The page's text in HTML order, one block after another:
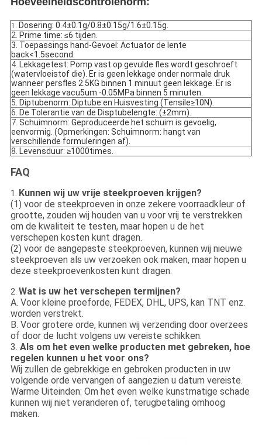
1. Dosering: 0.4±0.1g/0.8±0.15g/1.6±0.15g.
2. Prime time: ≤6 tijden.
3. Toepassings hand-Gevoel: Actuator de lente
back<1.5second.
4. Lekkagetest: Pomp vast op gevulde fles wordt geschroeft
(watervloeistof die). Er is geen lekkage onder normale druk
wanneer persfles 2.5KG binnen 1 minuut geen lekkage. Er is
geen lekkage vacu5um -0.05MPa binnen 5 minuten.
5. Diptubenorm: Diptube en Huisvesting (Tensile≥10N).
6. De Tolerantie van de Disptubelengte: (±2mm).
7. Schuimnorm: Geproduceerde het schuim is gevoelig,
eenvormig. (Opmerkingen: Schuimnorm: hangt van
verschillende formuleringen af).
8. Levensduur: ≥1000times.
FAQ
1. Kunnen wij uw vrije steekproeven krijgen?
(1) voor de steekproeven in onze zekere voorraadkleur of
grootte, zouden wij houden van u voor vrij te verstrekken
om de kwaliteit te testen, maar hopen u de het
verschepen kosten kunt dragen.
(2) voor de aangepaste steekproeven, kunnen wij nieuwe
steekproeven als uw verzoeken ook maken, maar hopen u
deze steekproevenkosten kunt dragen.
2. Wat is uw het verschepen termijnen?
A. Voor kleine proeforde, FEDEX, DHL, UPS, kan TNT enz.
worden verstrekt.
B. Voor grotere orde, kunnen wij verzending door overzees
of door de lucht volgens uw vereiste schikken.
3. Als om het even welke producten met gebreken, hoe
regelen kunnen u het voor ons?
Wij zullen de gebrekkige en gebroken producten in uw
volgende orde vervangen of aangezien u datum vereiste.
Warme Uiteinden: Om het even welke kunstmatige schade
kunnen wij niet veranderen of, terugbetaling omhoog
maken.